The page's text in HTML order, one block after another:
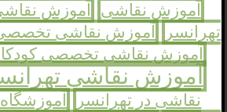
آموزش نقاشی
آموزش
تهرانسر
آموزش نقاشی تخصصی
آموزش نقاشی تخصصی
آموزش نقاشی
نقاشی در تهرانسر